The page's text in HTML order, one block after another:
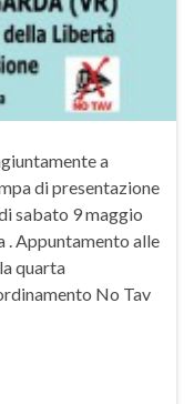
a
di presentazione
sabato 9 maggio
. Appuntamento alle
quarta
No Tav